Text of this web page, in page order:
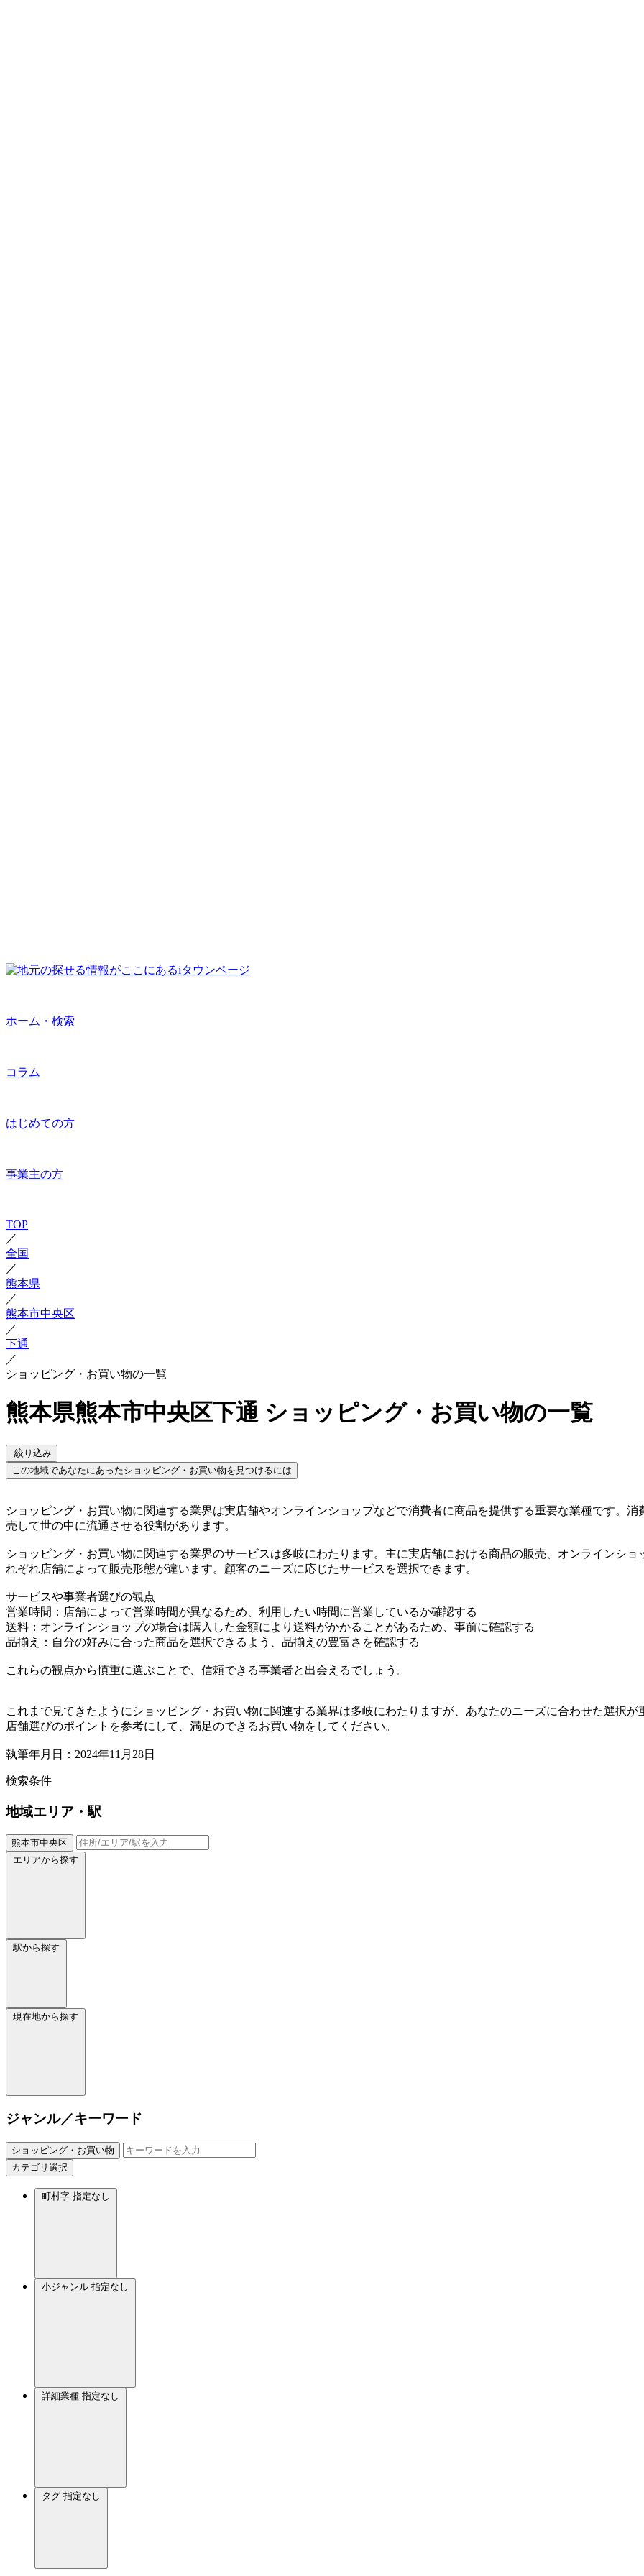
ホーム・検索
コラム
はじめての方
事業主の方
TOP
／
全国
／
熊本県
／
熊本市中央区
／
下通
／
ショッピング・お買い物の一覧
熊本県熊本市中央区下通 ショッピング・お買い物の一覧
絞り込み
この地域であなたにあったショッピング・お買い物を見つけるには
ショッピング・お買い物に関連する業界は実店舗やオンラインショップなどで消費者に商品を提供する重要な業種です。
売して世の中に流通させる役割があります。
ショッピング・お買い物に関連する業界のサービスは多岐にわたります。主に実店舗における商品の販売、オンラインシ
れぞれ店舗によって販売形態が違います。顧客のニーズに応じたサービスを選択できます。
サービスや事業者選びの観点
営業時間：店舗によって営業時間が異なるため、利用したい時間に営業しているか確認する
送料：オンラインショップの場合は購入した金額により送料がかかることがあるため、事前に確認する
品揃え：自分の好みに合った商品を選択できるよう、品揃えの豊富さを確認する
これらの観点から慎重に選ぶことで、信頼できる事業者と出会えるでしょう。
これまで見てきたようにショッピング・お買い物に関連する業界は多岐にわたりますが、あなたのニーズに合わせた選択が
店舗選びのポイントを参考にして、満足のできるお買い物をしてください。
執筆年月日：2024年11月28日
検索条件
地域エリア・駅
熊本市中央区
エリアから探す
駅から探す
現在地から探す
ジャンル／キーワード
ショッピング・お買い物
カテゴリ選択
町村字 指定なし
小ジャンル 指定なし
詳細業種 指定なし
タグ 指定なし